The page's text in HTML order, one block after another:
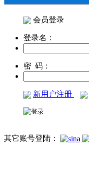
会员登录
登录名：
密 码：
新用户注册
其它账号登陆：